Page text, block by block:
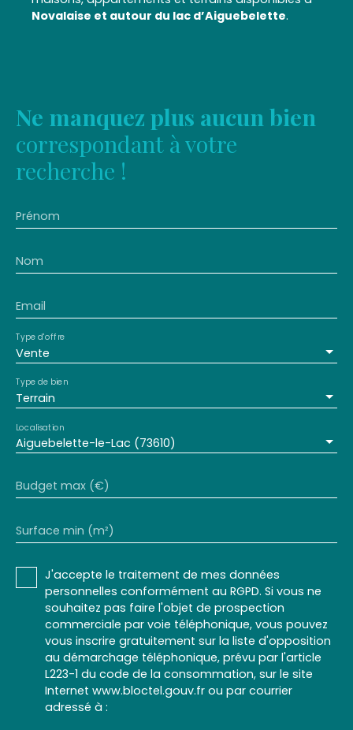
Novalaise et autour du lac d’Aiguebelette.
Ne manquez plus aucun bien
correspondant à votre
recherche !
Prénom
Nom
Email
Vente
Type d'offre
Terrain
Type de bien
Aiguebelette-le-Lac (73610)
Localisation
Budget max (€)
Surface min (m²)
J'accepte le traitement de mes données
personnelles conformément au RGPD. Si vous ne
souhaitez pas faire l'objet de prospection
commerciale par voie téléphonique, vous pouvez
vous inscrire gratuitement sur la liste d'opposition
au démarchage téléphonique, prévu par l'article
L223-1 du code de la consommation, sur le site
Internet www.bloctel.gouv.fr ou par courrier
adressé à :